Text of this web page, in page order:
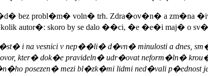
bez probl�m� voln� trh. Zdra�ov�n� a zm�na
autor�: skoro by se dalo ��ci, �e �e�i maj� o
i na vesnici v nep��li� d�vn� minulosti a dnes,
kter� dok�e pravideln� udr�ovat neform�ln�
posezen� mezi bl�zk�mi lidmi ned�vali p�ednost